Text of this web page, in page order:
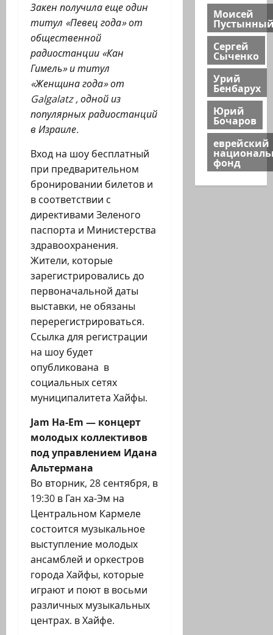
Закен получила еще один
титул «Певец года» от
общественной
радиостанции «Кан
Гимель» и титул
«Женщина года» от
Galgalatz , одной из
популярных радиостанций
в Израиле.
Вход на шоу бесплатный
при предварительном
бронировании билетов и
в соответствии с
директивами Зеленого
паспорта и Министерства
здравоохранения.
Жители, которые
зарегистрировались до
первоначальной даты
выставки, не обязаны
перерегистрироваться.
Ссылка для регистрации
на шоу будет
опубликована в
социальных сетях
муниципалитета Хайфы.
Jam Ha-Еm — концерт
молодых коллективов
под управлением Идана
Альтермана
Во вторник, 28 сентября, в
19:30 в Ган ха-Эм на
Центральном Кармеле
состоится музыкальное
выступление молодых
ансамблей и оркестров
города Хайфы, которые
играют и поют в восьми
различных музыкальных
центрах. в Хайфе.
Моисей
Сергей
Сыченко
Урий
Бенбарух
Юрий
Бочаров
еврейский
фонд